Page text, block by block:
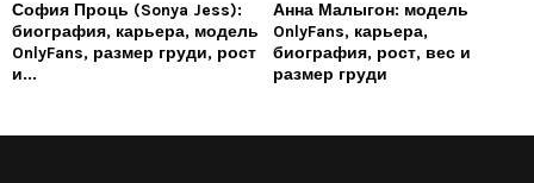
София Проць (Sonya Jess):
биография, карьера, модель
OnlyFans, размер груди, рост
и...
Анна Малыгон: модель
OnlyFans, карьера,
биография, рост, вес и
размер груди